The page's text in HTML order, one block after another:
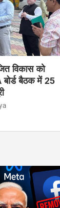
विकास को
बोर्ड बैठक में 25